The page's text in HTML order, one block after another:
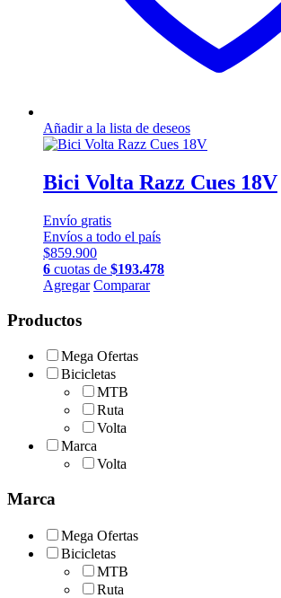
Añadir a la lista de deseos
Bici Volta Razz Cues 18V
Envío gratis
Envíos a todo el país
$859.900
6 cuotas de $193.478
Agregar Este
variantes.
Las
opciones
se
pueden
elegir
en
la
Comparar
Productos
Mega Ofertas
Bicicletas
MTB
Ruta
Volta
Marca
Volta
Marca
Mega Ofertas
Bicicletas
MTB
Ruta